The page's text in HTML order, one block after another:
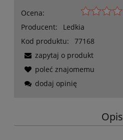
Ocena:
Producent:
Ledkia
Kod produktu:
77168
zapytaj o produkt
poleć znajomemu
dodaj opinię
Opis